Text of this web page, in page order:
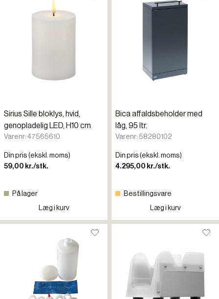
Sirius Sille bloklys, hvid,
genopladelig LED, H10 cm
Varenr: 47565610
Din pris (ekskl. moms)
59,00 kr./stk.
På lager
Læg i kurv
Bica affaldsbeholder med
låg, 95 ltr.
Varenr: 58280102
Din pris (ekskl. moms)
4.295,00 kr./stk.
Bestillingsvare
Læg i kurv